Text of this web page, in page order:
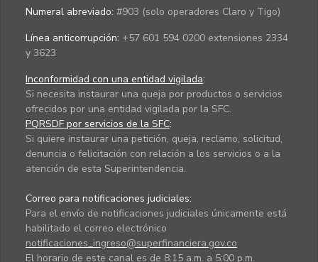
Numeral abreviado: #903 (solo operadores Claro y Tigo)
Línea anticorrupción: +57 601 594 0200 extensiones 2334
y 3623
Inconformidad con una entidad vigilada:
Si necesita instaurar una queja por productos o servicios
ofrecidos por una entidad vigilada por la SFC.
PQRSDF por servicios de la SFC:
Si quiere instaurar una petición, queja, reclamo, solicitud,
denuncia o felicitación con relación a los servicios o a la
atención de esta Superintendencia.
Correo para notificaciones judiciales:
Para el envío de notificaciones judiciales únicamente está
habilitado el correo electrónico
notificaciones_ingreso@superfinanciera.gov.co
El horario de este canal es de 8:15 a.m. a 5:00 p.m.